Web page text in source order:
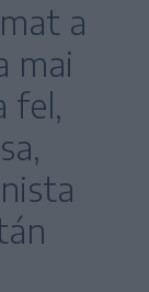
a
mai
fel,